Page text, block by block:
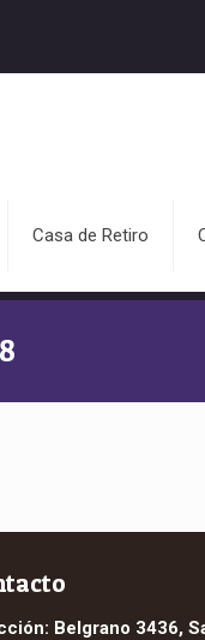
Casa de Retiro
Belgrano 3436,